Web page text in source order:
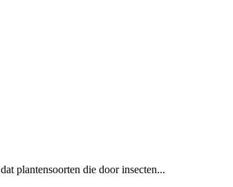
plantensoorten die door insecten...